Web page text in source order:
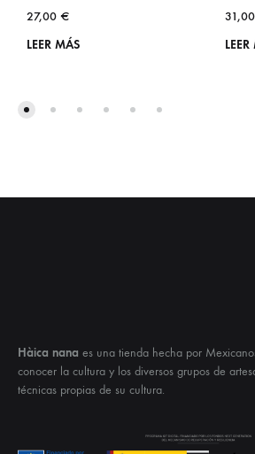
27,00 €
LEER MÁS
31,00
Hàica nana es una tienda hecha por
conocer la cultura y los diversos grupos de
técnicas propias de su cultura.